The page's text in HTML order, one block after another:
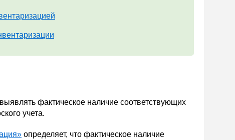
фактическое наличие соответствующих
учета.
определяет, что фактическое наличие